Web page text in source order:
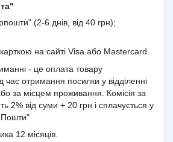
(2-6 днів, від 40 грн);
на сайті Visa або Mastercard.
- це оплата товару
час отримання посилки у відділенні
за місцем проживання. Комісія за
2% від суми + 20 грн і сплачується у
Пошти"
12 місяців.